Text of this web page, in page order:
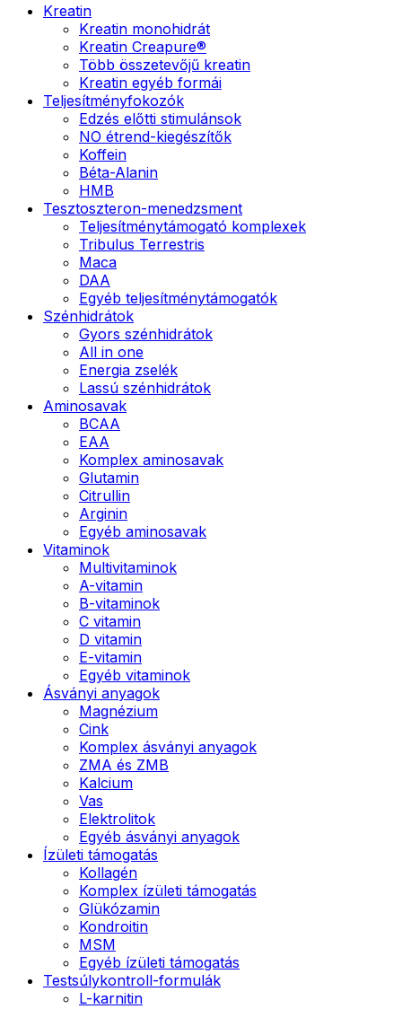
Kreatin
Kreatin monohidrát
Kreatin Creapure®
Több összetevőjű kreatin
Kreatin egyéb formái
Teljesítményfokozók
Edzés előtti stimulánsok
NO étrend-kiegészítők
Koffein
Béta-Alanin
HMB
Tesztoszteron-menedzsment
Teljesítménytámogató komplexek
Tribulus Terrestris
Maca
DAA
Egyéb teljesítménytámogatók
Szénhidrátok
Gyors szénhidrátok
All in one
Energia zselék
Lassú szénhidrátok
Aminosavak
BCAA
EAA
Komplex aminosavak
Glutamin
Citrullin
Arginin
Egyéb aminosavak
Vitaminok
Multivitaminok
A-vitamin
B-vitaminok
C vitamin
D vitamin
E-vitamin
Egyéb vitaminok
Ásványi anyagok
Magnézium
Cink
Komplex ásványi anyagok
ZMA és ZMB
Kalcium
Vas
Elektrolitok
Egyéb ásványi anyagok
Ízületi támogatás
Kollagén
Komplex ízületi támogatás
Glükózamin
Kondroitin
MSM
Egyéb ízületi támogatás
Testsúlykontroll-formulák
L-karnitin